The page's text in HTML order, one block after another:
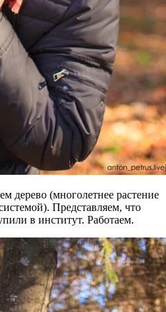
дерево (многолетнее растение
Представляем, что
в институт. Работаем.